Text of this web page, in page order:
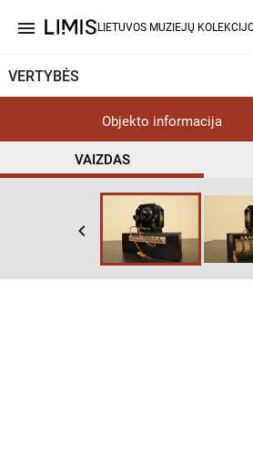
menu LIETUVOS MUZIEJŲ
VERTYBĖS
Objekto informacija
VAIZDAS
keyboard_arrow_left